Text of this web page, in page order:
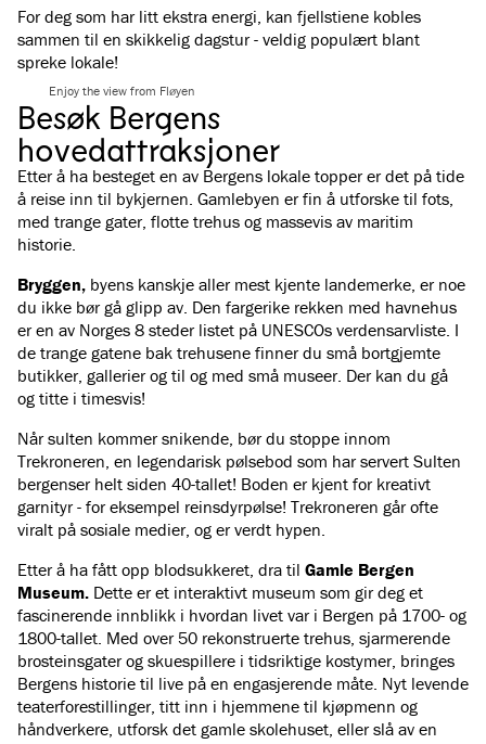
For deg som har litt ekstra energi, kan fjellstiene kobles
sammen til en skikkelig dagstur - veldig populært blant
spreke lokale!
Enjoy the view from Fløyen
Besøk Bergens
hovedattraksjoner
Etter å ha besteget en av Bergens lokale topper er det på tide
å reise inn til bykjernen. Gamlebyen er fin å utforske til fots,
med trange gater, flotte trehus og massevis av maritim
historie.
Bryggen, byens kanskje aller mest kjente landemerke, er noe
du ikke bør gå glipp av. Den fargerike rekken med havnehus
er en av Norges 8 steder listet på UNESCOs verdensarvliste. I
de trange gatene bak trehusene finner du små bortgjemte
butikker, gallerier og til og med små museer. Der kan du gå
og titte i timesvis!
Når sulten kommer snikende, bør du stoppe innom
Trekroneren, en legendarisk pølsebod som har servert Sulten
bergenser helt siden 40-tallet! Boden er kjent for kreativt
garnityr - for eksempel reinsdyrpølse! Trekroneren går ofte
viralt på sosiale medier, og er verdt hypen.
Etter å ha fått opp blodsukkeret, dra til Gamle Bergen
Museum. Dette er et interaktivt museum som gir deg et
fascinerende innblikk i hvordan livet var i Bergen på 1700- og
1800-tallet. Med over 50 rekonstruerte trehus, sjarmerende
brosteinsgater og skuespillere i tidsriktige kostymer, bringes
Bergens historie til live på en engasjerende måte. Nyt levende
teaterforestillinger, titt inn i hjemmene til kjøpmenn og
håndverkere, utforsk det gamle skolehuset, eller slå av en